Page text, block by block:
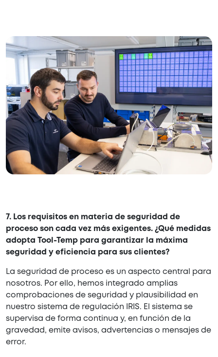
7. Los requisitos en materia de seguridad de
proceso son cada vez más exigentes. ¿Qué medidas
adopta Tool-Temp para garantizar la máxima
seguridad y eficiencia para sus clientes?
La seguridad de proceso es un aspecto central para
nosotros. Por ello, hemos integrado amplias
comprobaciones de seguridad y plausibilidad en
nuestro sistema de regulación IRIS. El sistema se
supervisa de forma continua y, en función de la
gravedad, emite avisos, advertencias o mensajes de
error.